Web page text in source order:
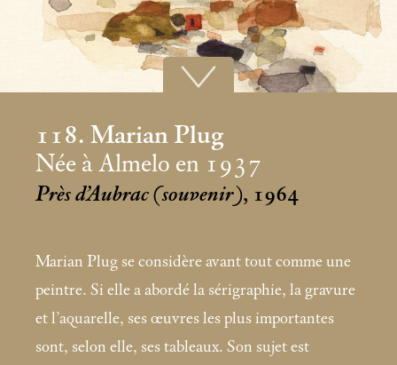
118. Marian Plug
Née à Almelo en 1937
Près d’Aubrac (souvenir), 1964
Marian Plug se considère avant tout comme une
peintre. Si elle a abordé la sérigraphie, la gravure
et l’aquarelle, ses œuvres les plus importantes
sont, selon elle, ses tableaux. Son sujet est